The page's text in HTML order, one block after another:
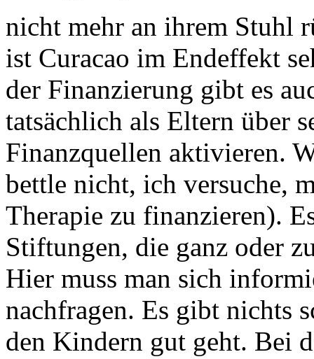
nicht mehr an ihrem Stuhl
ist Curacao im Endeffekt
der Finanzierung gibt es
tatsächlich als Eltern über
Finanzquellen aktivieren.
bettle nicht, ich versuche,
Therapie zu finanzieren).
Stiftungen, die ganz oder
Hier muss man sich
nachfragen. Es gibt nichts
den Kindern gut geht. Bei